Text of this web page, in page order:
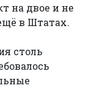
на двое и не
в Штатах.
столь